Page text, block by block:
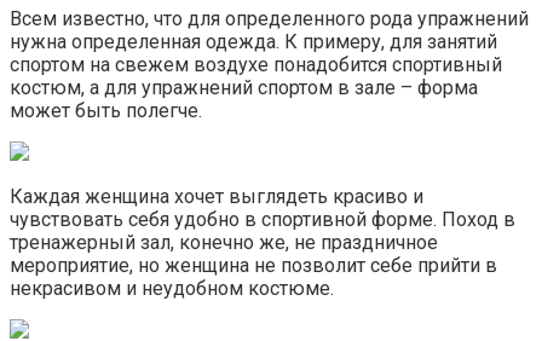
Всем известно, что для определенного рода упражнений
нужна определенная одежда. К примеру, для занятий
спортом на свежем воздухе понадобится спортивный
костюм, а для упражнений спортом в зале – форма
может быть полегче.
Каждая женщина хочет выглядеть красиво и
чувствовать себя удобно в спортивной форме. Поход в
тренажерный зал, конечно же, не праздничное
мероприятие, но женщина не позволит себе прийти в
некрасивом и неудобном костюме.